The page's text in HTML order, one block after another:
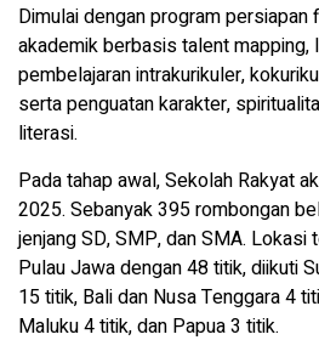
Dimulai dengan program persiapan
akademik berbasis talent mapping,
pembelajaran intrakurikuler,
serta penguatan karakter,
literasi.
Pada tahap awal, Sekolah Rakyat
2025. Sebanyak 395 rombongan
jenjang SD, SMP, dan SMA. Lokasi
Pulau Jawa dengan 48 titik, diikuti
15 titik, Bali dan Nusa Tenggara 4
Maluku 4 titik, dan Papua 3 titik.